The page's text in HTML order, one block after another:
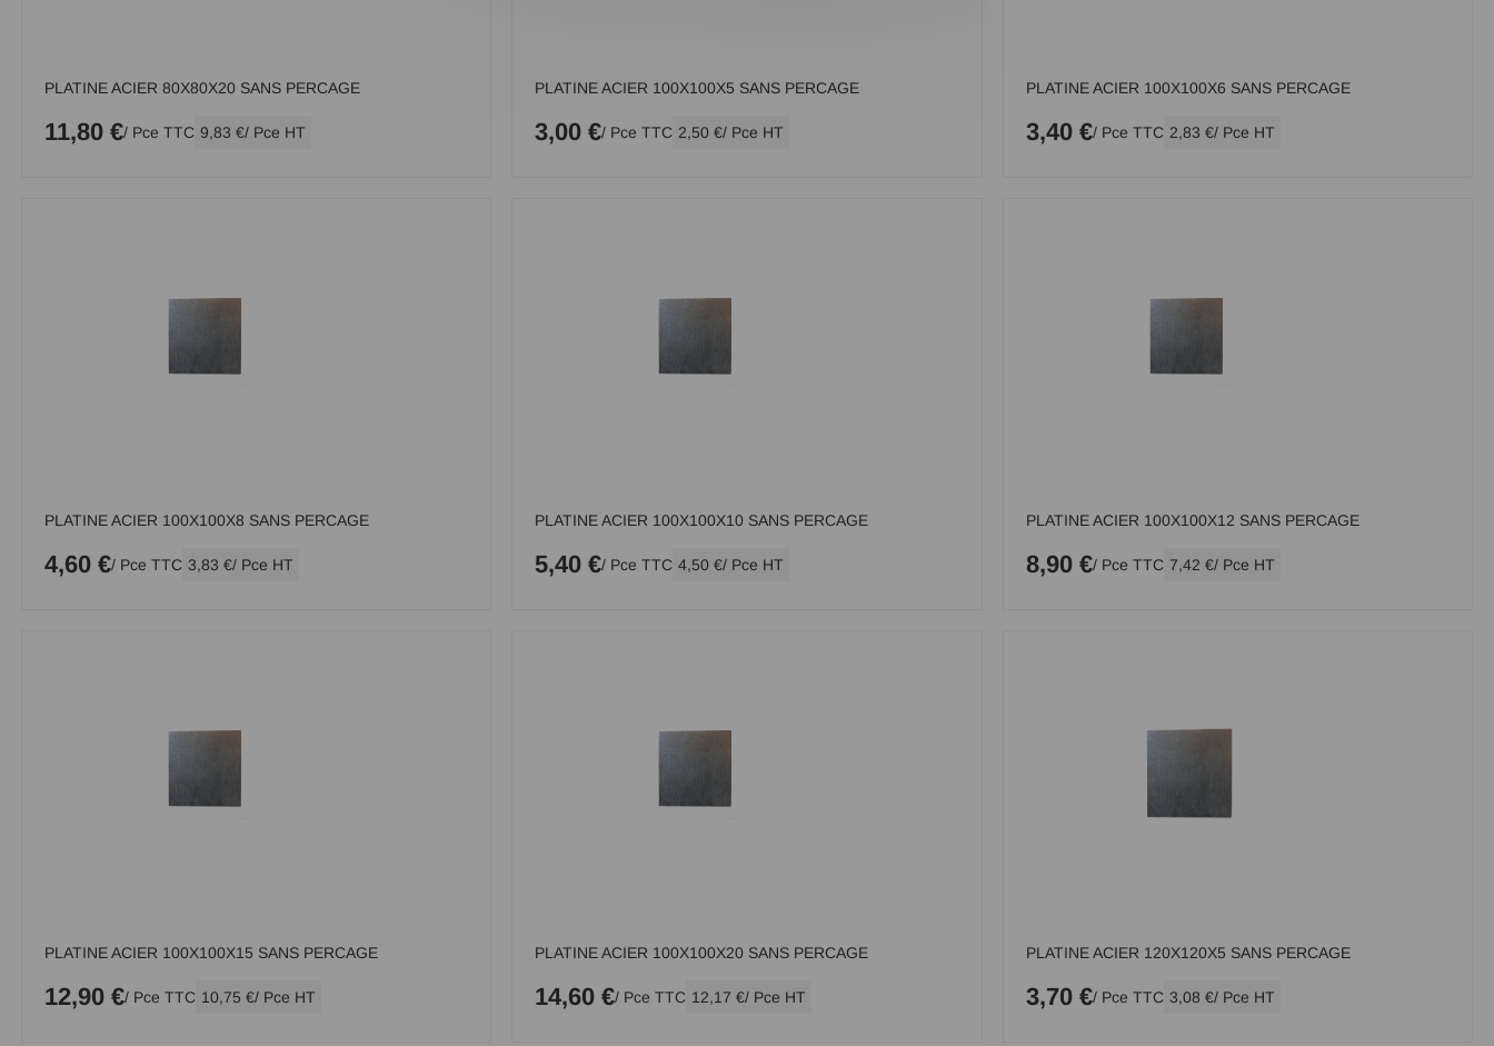
PLATINE ACIER 80X80X20 SANS PERCAGE
11,80 €/ Pce TTC 9,83 €/ Pce HT
PLATINE ACIER 100X100X5 SANS PERCAGE
3,00 €/ Pce TTC 2,50 €/ Pce HT
PLATINE ACIER 100X100X6 SANS PERCAGE
3,40 €/ Pce TTC 2,83 €/ Pce HT
PLATINE ACIER 100X100X8 SANS PERCAGE
4,60 €/ Pce TTC 3,83 €/ Pce HT
PLATINE ACIER 100X100X10 SANS PERCAGE
5,40 €/ Pce TTC 4,50 €/ Pce HT
PLATINE ACIER 100X100X12 SANS PERCAGE
8,90 €/ Pce TTC 7,42 €/ Pce HT
PLATINE ACIER 100X100X15 SANS PERCAGE
12,90 €/ Pce TTC 10,75 €/ Pce HT
PLATINE ACIER 100X100X20 SANS PERCAGE
14,60 €/ Pce TTC 12,17 €/ Pce HT
PLATINE ACIER 120X120X5 SANS PERCAGE
3,70 €/ Pce TTC 3,08 €/ Pce HT